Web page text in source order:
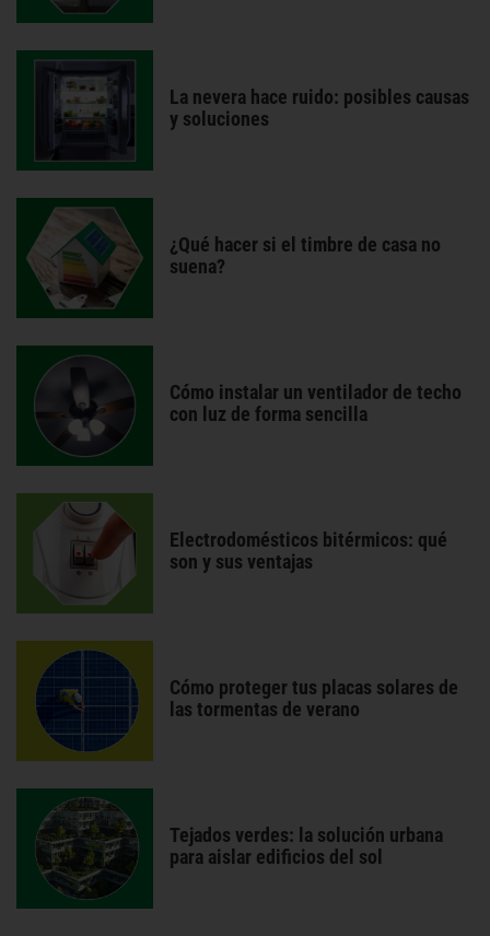
La nevera hace ruido: posibles causas
y soluciones
¿Qué hacer si el timbre de casa no
suena?
Cómo instalar un ventilador de techo
con luz de forma sencilla
Electrodomésticos bitérmicos: qué
son y sus ventajas
Cómo proteger tus placas solares de
las tormentas de verano
Tejados verdes: la solución urbana
para aislar edificios del sol